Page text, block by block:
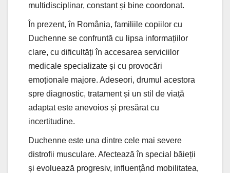
multidisciplinar, constant și bine coordonat.
În prezent, în România, familiile copiilor cu
Duchenne se confruntă cu lipsa informațiilor
clare, cu dificultăți în accesarea serviciilor
medicale specializate și cu provocări
emoționale majore. Adeseori, drumul acestora
spre diagnostic, tratament și un stil de viață
adaptat este anevoios și presărat cu
incertitudine.
Duchenne este una dintre cele mai severe
distrofii musculare. Afectează în special băieții
și evoluează progresiv, influențând mobilitatea,